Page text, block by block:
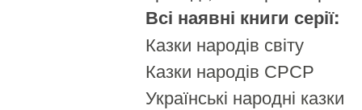
Всі наявні книги серії:
Казки народів світу
Казки народів СРСР
Українські народні казки